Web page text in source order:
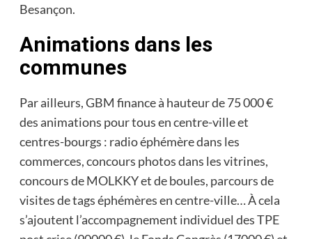
Besançon.
Animations dans les
communes
Par ailleurs, GBM finance à hauteur de 75 000 €
des animations pour tous en centre-ville et
centres-bourgs : radio éphémère dans les
commerces, concours photos dans les vitrines,
concours de MOLKKY et de boules, parcours de
visites de tags éphémères en centre-ville… À cela
s’ajoutent l’accompagnement individuel des TPE